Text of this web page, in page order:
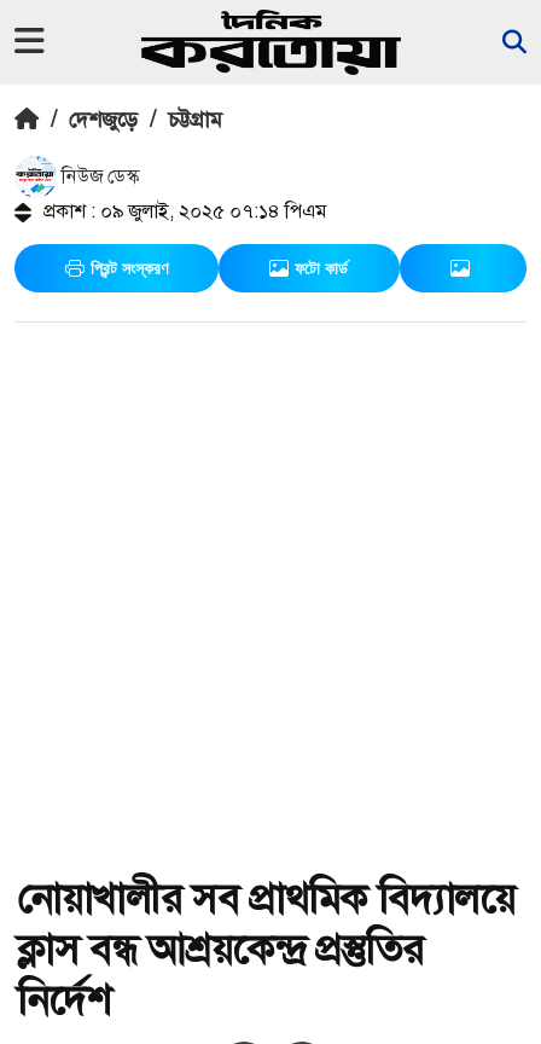
/ দেশজুড়ে / চট্টগ্রাম
নিউজ ডেস্ক
প্রকাশ : ০৯ জুলাই, ২০২৫ ০৭:১৪ পিএম
প্রিন্ট সংস্করণ ফটো কার্ড
নোয়াখালীর সব প্রাথমিক বিদ্যালয়ে
ক্লাস বন্ধ আশ্রয়কেন্দ্র প্রস্তুতির
নির্দেশ